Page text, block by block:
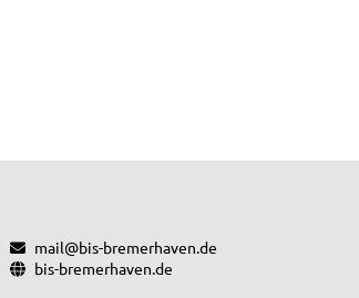
mail@bis-bremerhaven.de
bis-bremerhaven.de